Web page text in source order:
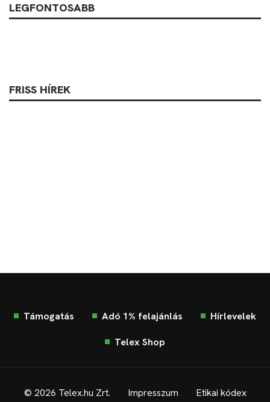
LEGFONTOSABB
FRISS HÍREK
Támogatás Adó 1% felajánlás Hírlevelek
Telex Shop
© 2026 Telex.hu Zrt. Impresszum Etikai kódex